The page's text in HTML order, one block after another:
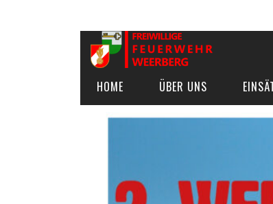
HOME ÜBER UNS